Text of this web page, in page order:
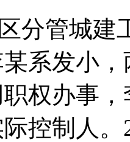
管城建
系发小
权办事
控制人